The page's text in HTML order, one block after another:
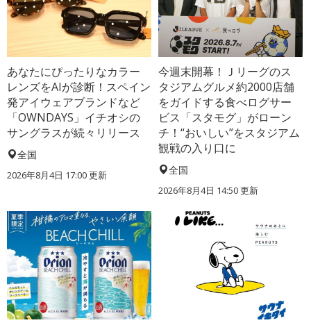
あなたにぴったりなカラー
レンズをAIが診断！スペイン
発アイウェアブランドなど
「OWNDAYS」イチオシの
サングラスが続々リリース
全国
2026年8月4日 17:00更新
今週末開幕！Ｊリーグのス
タジアムグルメ約2000店舗
をガイドする食べログサー
ビス「スタモグ」がローン
チ！“おいしい”をスタジアム
観戦の入り口に
全国
2026年8月4日 14:50更新